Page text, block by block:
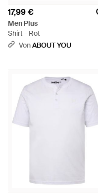
17,99 €
Men Plus
Shirt - Rot
VonABOUT YOU